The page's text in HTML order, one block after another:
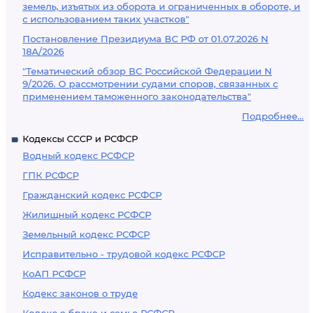
земель, изъятых из оборота и ограниченных в обороте, и
с использованием таких участков"
Постановление Президиума ВС РФ от 01.07.2026 N
18А/2026
"Тематический обзор ВС Российской Федерации N
9/2026. О рассмотрении судами споров, связанных с
применением таможенного законодательства"
Подробнее...
Кодексы СССР и РСФСР
Водный кодекс РСФСР
ГПК РСФСР
Гражданский кодекс РСФСР
Жилищный кодекс РСФСР
Земельный кодекс РСФСР
Исправительно - трудовой кодекс РСФСР
КоАП РСФСР
Кодекс законов о труде